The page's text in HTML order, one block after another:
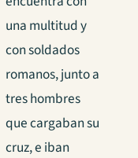
una multitud y
con soldados
romanos, junto a
tres hombres
que cargaban su
cruz, e iban